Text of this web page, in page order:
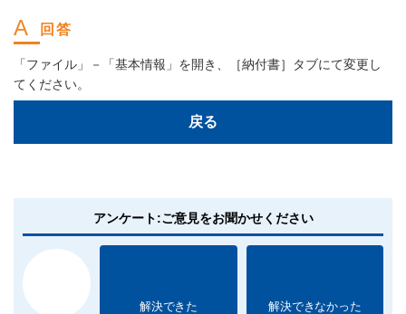
「ファイル」－「基本情報」を開き、［納付書］タブにて変更し
てください。
戻る
アンケート:ご意見をお聞かせください
解決できた 解決できなかった